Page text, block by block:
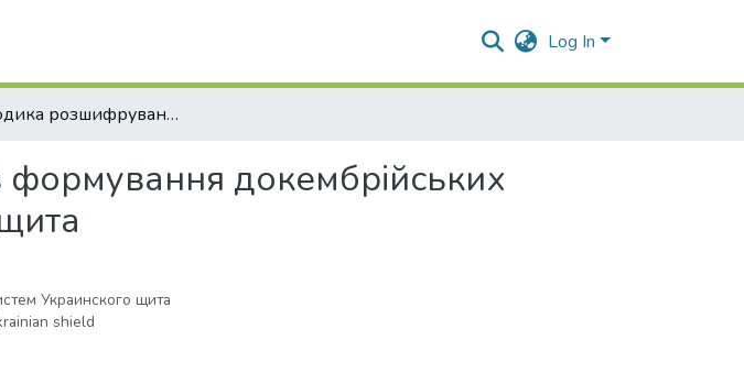
Log In
Методика розшифрування процесів формування докембрійських золоторудних систем Українського щита
докембрійських
Украинского щита
shield